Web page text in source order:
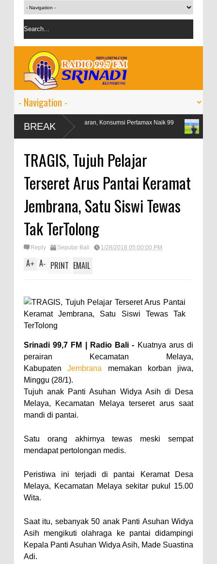
BREAK
Libur Lebaran, Konsumsi Pertamax Naik 99
Persen
OJK targetkan
TRAGIS, Tujuh Pelajar
Terseret Arus Pantai Keramat
Jembrana, Satu Siswi Tewas
Tak TerTolong
Reply Seputar Bali 1/28/2018 05:00:00 PM
A+ A- PRINT EMAIL
Srinadi 99,7 FM | Radio Bali - Kuatnya arus di
perairan Kecamatan Melaya,
Kabupaten
Jembrana
memakan korban jiwa,
Minggu (28/1).
Tujuh anak Panti Asuhan Widya Asih di Desa
Melaya, Kecamatan Melaya terseret arus saat
mandi di pantai.
Satu orang akhirnya tewas meski sempat
mendapat pertolongan medis.
Peristiwa ini terjadi di pantai Keramat Desa
Melaya, Kecamatan Melaya sekitar pukul 15.00
Wita.
Saat itu, sebanyak 50 anak Panti Asuhan Widya
Asih mengikuti olahraga ke pantai didampingi
Kepala Panti Asuhan Widya Asih, Made Suastina
Adi.